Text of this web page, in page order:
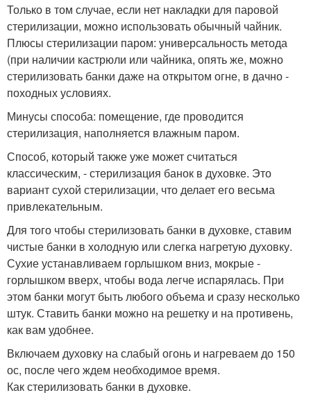
Только в том случае, если нет накладки для паровой
стерилизации, можно использовать обычный чайник.
Плюсы стерилизации паром: универсальность метода
(при наличии кастрюли или чайника, опять же, можно
стерилизовать банки даже на открытом огне, в дачно -
походных условиях.
Минусы способа: помещение, где проводится
стерилизация, наполняется влажным паром.
Способ, который также уже может считаться
классическим, - стерилизация банок в духовке. Это
вариант сухой стерилизации, что делает его весьма
привлекательным.
Для того чтобы стерилизовать банки в духовке, ставим
чистые банки в холодную или слегка нагретую духовку.
Сухие устанавливаем горлышком вниз, мокрые -
горлышком вверх, чтобы вода легче испарялась. При
этом банки могут быть любого объема и сразу несколько
штук. Ставить банки можно на решетку и на противень,
как вам удобнее.
Включаем духовку на слабый огонь и нагреваем до 150
ос, после чего ждем необходимое время.
Как стерилизовать банки в духовке.